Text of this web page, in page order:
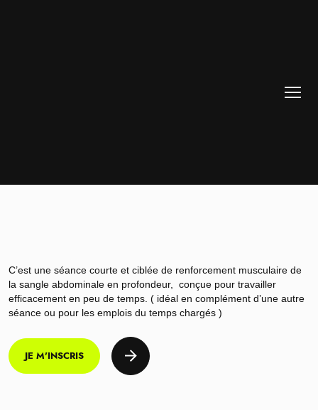
C’est une séance courte et ciblée de renforcement musculaire de
la sangle abdominale en profondeur, conçue pour travailler
efficacement en peu de temps. ( idéal en complément d’une autre
séance ou pour les emplois du temps chargés )
JE M'INSCRIS